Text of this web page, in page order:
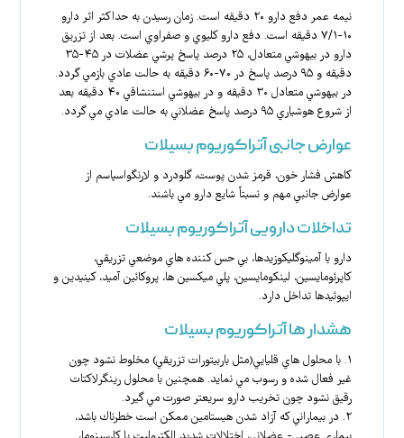
نيمه عمر دفع دارو ۲۰ دقيقه است. زمان رسيدن به حداكثر اثر دارو
۱۰-۷/۱ دقيقه است. دفع دارو كليوي و صفراوي است. بعد از تزريق
دارو در بيهوشي متعادل، ۲۵ درصد پاسخ پرشي عضلات در ۴۵-۳۵
دقيقه و ۹۵ درصد پاسخ در ۷۰-۶۰ دقيقه به حالت عادي بازمي گردد.
در بيهوشي متعادل ۳۰ دقيقه و در بيهوشي استنشاقي ۴۰ دقيقه بعد
از شروع هوشياري ۹۵ درصد پاسخ عضلاني به حالت عادي مي گردد.
عوارض جانبی آتراکوریوم بسیلات
كاهش فشار خون، قرمز شدن پوست، گلودرد و لارنگواسپاسم از
عوارض جانبي مهم و نسبتاً‌ شايع دارو مي باشند.
تداخلات دارویی آتراکوریوم بسیلات
دارو با آمينوگليكوزيدها، بي حس كننده هاي موضعي تزريقي،
كاپرئومايسين، لينكومايسين، پلي ميكسين ها، پروكائين آميد، كينيدين و
ايپوئيدها تداخل دارد.
هشدار ها آتراکوریوم بسیلات
۱. با محلول هاي قليايي(مثل باربيتورات تزريقي) مخلوط نشود چون
غير فعال شده و رسوب مي نمايد. همچنين با محلول رينگرلاكتات
رقيق نشود چون تخريب دارو سريعتر صورت مي گيرد.
۲. در بيماراني كه آزاد شدن هيستامين ممكن است خطرناك باشد،